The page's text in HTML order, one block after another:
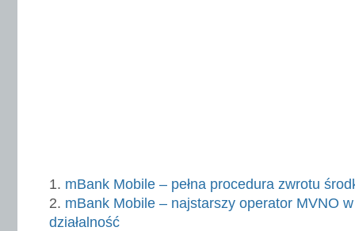
mBank Mobile – pełna procedura zwrotu
mBank Mobile – najstarszy operator MVNO
działalność